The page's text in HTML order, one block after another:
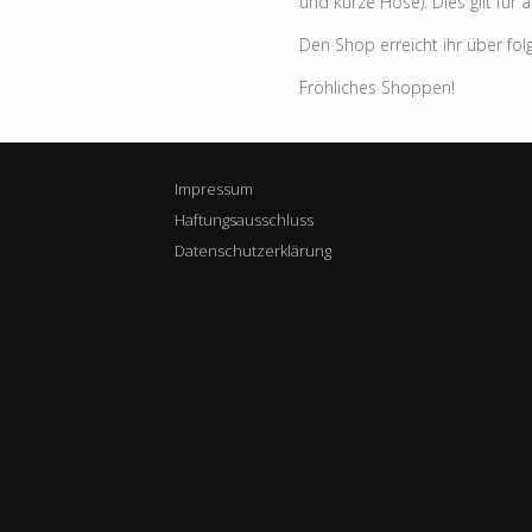
Den Shop erreicht ihr über
Fröhliches Shoppen!
Impressum
Haftungsausschluss
Datenschutzerklärung